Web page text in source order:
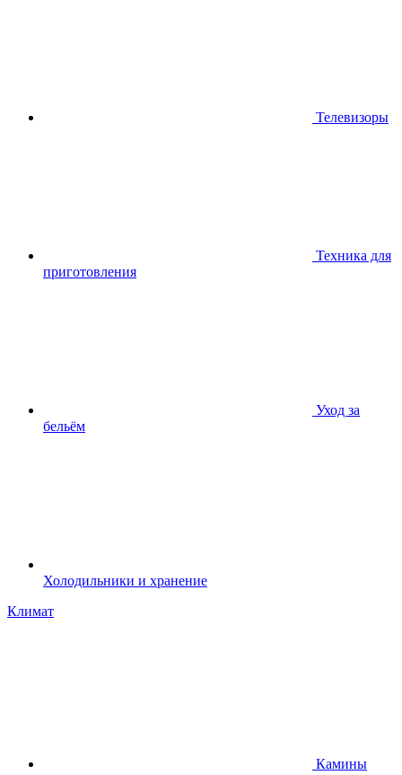
Телевизоры
Техника для
приготовления
Уход за
бельём
Холодильники и хранение
Климат
Камины